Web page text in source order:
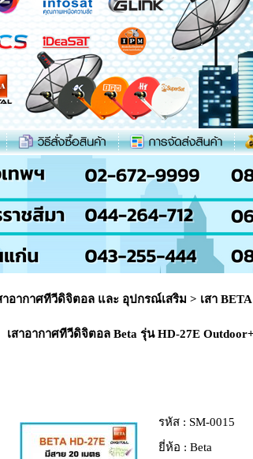
าอากาศทีวีดิจิตอล และ อุปกรณ์เสริม > เสา
เสาอากาศทีวีดิจิตอล Beta รุ่น HD-27E
รหัส : SM-0015
ยี่ห้อ : Beta